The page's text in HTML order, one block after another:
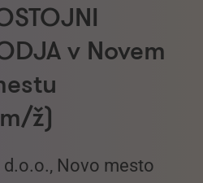
v Novem
ž)
d.o.o., Novo mesto